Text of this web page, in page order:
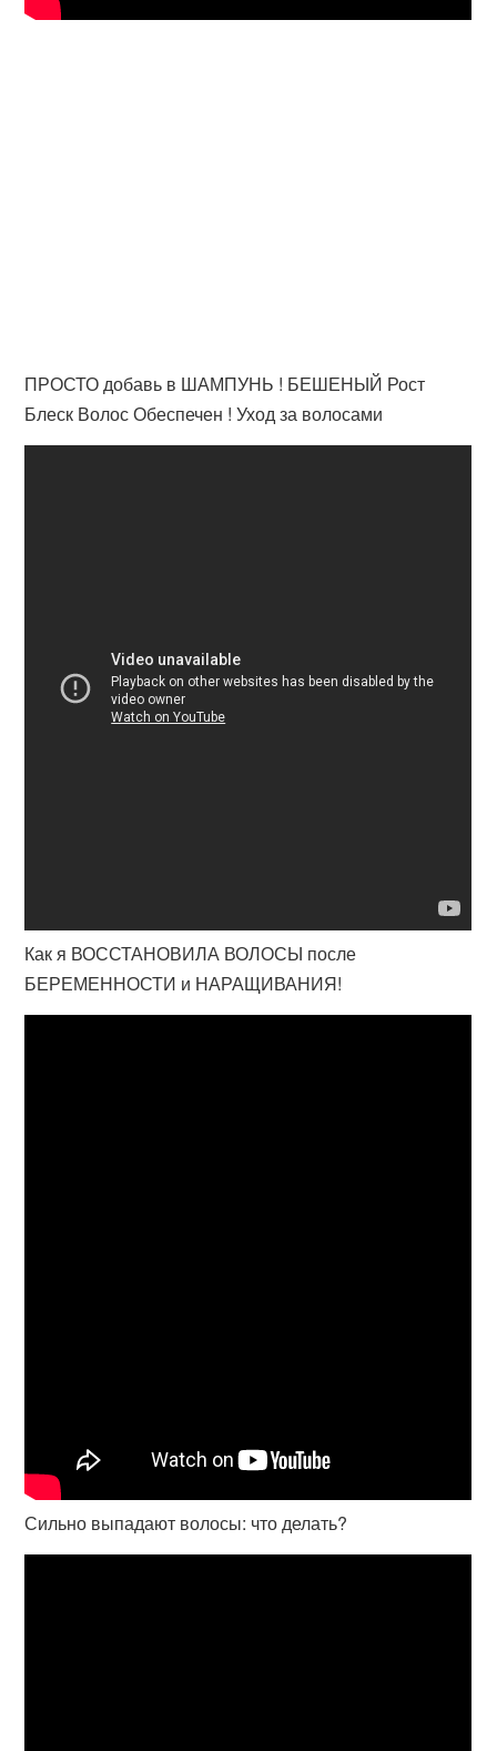
ПРОСТО добавь в ШАМПУНЬ ! БЕШЕНЫЙ Рост
Блеск Волос Обеспечен ! Уход за волосами
Как я ВОССТАНОВИЛА ВОЛОСЫ после
БЕРЕМЕННОСТИ и НАРАЩИВАНИЯ!
Сильно выпадают волосы: что делать?